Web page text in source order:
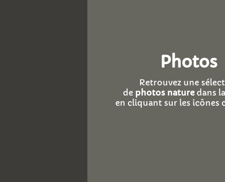
Photos
Retrouvez une
de photos nature dans
en cliquant sur les icônes